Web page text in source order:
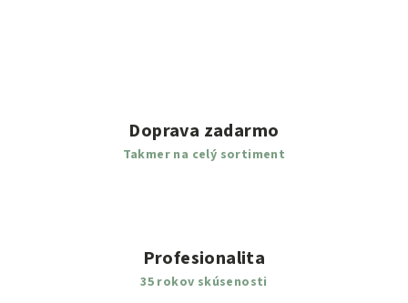
Doprava zadarmo
Takmer na celý sortiment
Profesionalita
35 rokov skúsenosti